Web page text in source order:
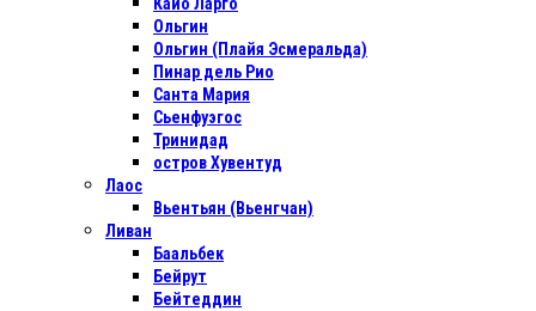
Ольгин
Ольгин (Плайя Эсмеральда)
Пинар дель Рио
Санта Мария
Сьенфуэгос
Тринидад
остров Хувентуд
Лаос
Вьентьян (Вьенгчан)
Ливан
Баальбек
Бейрут
Бейтеддин